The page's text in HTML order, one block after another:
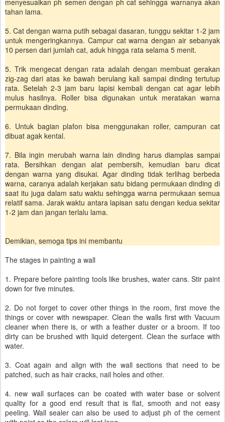
tahan lama.
5. Cat dengan warna putih sebagai dasaran, tunggu sekitar 1-2 jam
untuk mengeringkannya. Campur cat warna dengan air sebanyak
10 persen dari jumlah cat, aduk hingga rata selama 5 menit.
5. Trik mengecat dengan rata adalah dengan membuat gerakan
zig-zag dari atas ke bawah berulang kali sampai dinding tertutup
rata. Setelah 2-3 jam baru lapisi kembali dengan cat agar lebih
mulus hasilnya. Roller bisa digunakan untuk meratakan warna
permukaan dinding.
6. Untuk bagian plafon bisa menggunakan roller, campuran cat
dibuat agak kental.
7. Bila ingin merubah warna lain dinding harus diamplas sampai
rata. Bersihkan dengan alat pembersih, kemudian baru dicat
dengan warna yang disukai. Agar dinding tidak terlihag berbeda
warna, caranya adalah kerjakan satu bidang permukaan dinding di
saat itu juga dalam satu waktu sehingga warna permukaan semua
relatif sama. Jarak waktu antara lapisan satu dengan kedua sekitar
1-2 jam dan jangan terlalu lama.
Demikian, semoga tips ini membantu
The stages in painting a wall
1. Prepare before painting tools like brushes, water cans. Stir paint
down for five minutes.
2. Do not forget to cover other things in the room, first move the
things or cover with newspaper. Clean the walls first with Vacuum
cleaner when there is, or with a feather duster or a broom. If too
dirty can be brushed with liquid detergent. Clean the surface with
water.
3. Coat again and align with the wall sections that need to be
patched, such as hair cracks, nail holes and other.
4. new wall surfaces can be coated with water base or solvent
quality for a good end result that is flat, smooth and not easy
peeling. Wall sealer can also be used to adjust ph of the cement